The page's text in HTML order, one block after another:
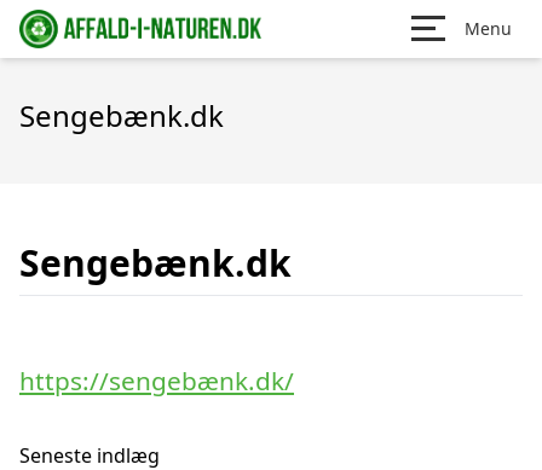
Menu
Sengebænk.dk
Sengebænk.dk
https://sengebænk.dk/
Seneste indlæg